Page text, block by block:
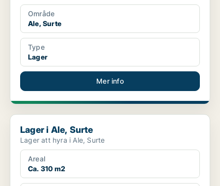
Område
Ale, Surte
Type
Lager
Mer info
Lager i Ale, Surte
Lager i Ale, Surte
Lager att hyra i Ale, Surte
Areal
Ca. 310 m2